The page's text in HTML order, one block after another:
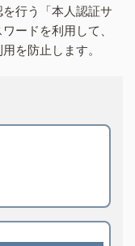
行う「本人認証サ
ードを利用して、
を防止します。